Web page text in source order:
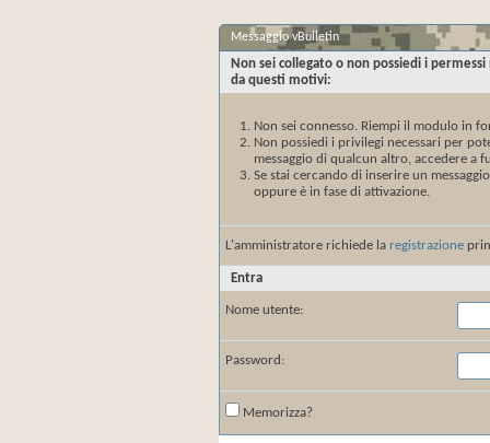
Messaggio vBulletin
Non sei collegato o non possiedi i
da questi motivi:
Non sei connesso. Riempi il modulo in
Non possiedi i privilegi necessari per
messaggio di qualcun altro, accedere a
Se stai cercando di inserire un
oppure è in fase di attivazione.
L'amministratore richiede la registrazione
Entra
Nome utente:
Password:
Memorizza?